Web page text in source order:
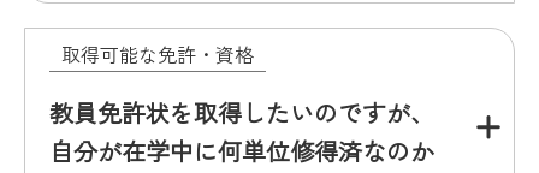
取得可能な免許・資格
教員免許状を取得したいのですが、
自分が在学中に何単位修得済なのか